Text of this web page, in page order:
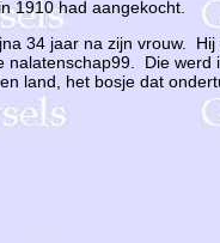
1910 had aangekocht.
34 jaar na zijn vrouw.
Die werd
land, het bosje dat